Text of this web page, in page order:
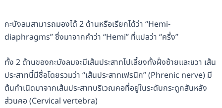
กะบังลมสามารถมองได้ 2 ด้านหรือเรียกได้ว่า “Hemi-
diaphragms” ซึ่งมาจากคำว่า “Hemi” ที่แปลว่า “ครึ่ง”
ทั้ง 2 ด้านของกะบังลมจะมีเส้นประสาทไปเลี้ยงทั้งฝั่งซ้ายและขวา เส้น
ประสาทนี้มีชื่อโดยรวมว่า “เส้นประสาทเฟรนิก” (Phrenic nerve) มี
ต้นกำเนิดมาจากเส้นประสาทบริเวณคอที่อยู่ในระดับกระดูกสันหลัง
ส่วนคอ (Cervical vertebra)